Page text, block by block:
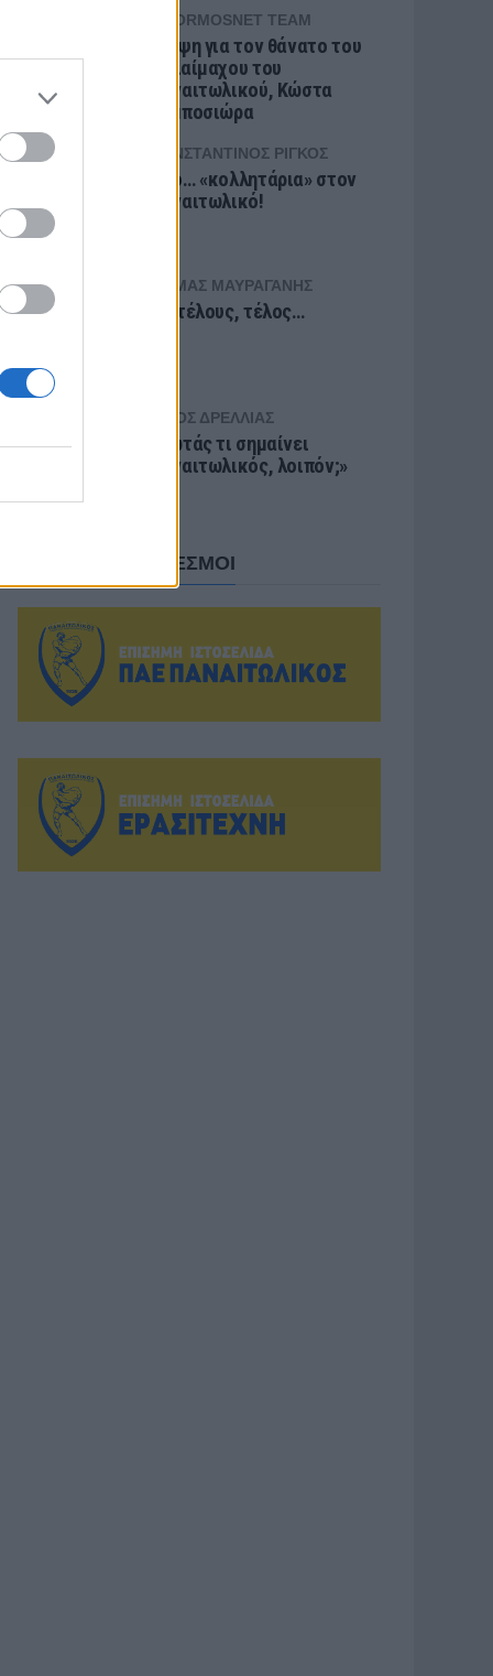
TITORMOSNET TEAM
Θλίψη για τον θάνατο του
παλαίμαχου του
Παναιτωλικού, Κώστα
Καμποσιώρα
ΚΩΝΣΤΑΝΤΊΝΟΣ ΡΊΓΚΟΣ
Δύο… «κολλητάρια» στον
Παναιτωλικό!
ΘΩΜΆΣ ΜΑΥΡΑΓΆΝΗΣ
Επιτέλους, τέλος…
ΝΊΚΟΣ ΔΡΈΛΛΙΑΣ
«Ρωτάς τι σημαίνει
Παναιτωλικός, λοιπόν;»
ΧΡΗΣΙΜΟΙ ΣΥΝΔΕΣΜΟΙ